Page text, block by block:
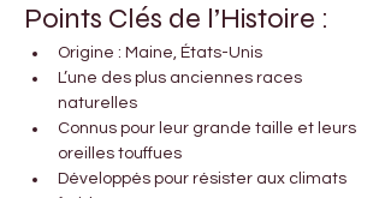
Points Clés de l’Histoire :
Origine : Maine, États-Unis
L’une des plus anciennes races
naturelles
Connus pour leur grande taille et leurs
oreilles touffues
Développés pour résister aux climats